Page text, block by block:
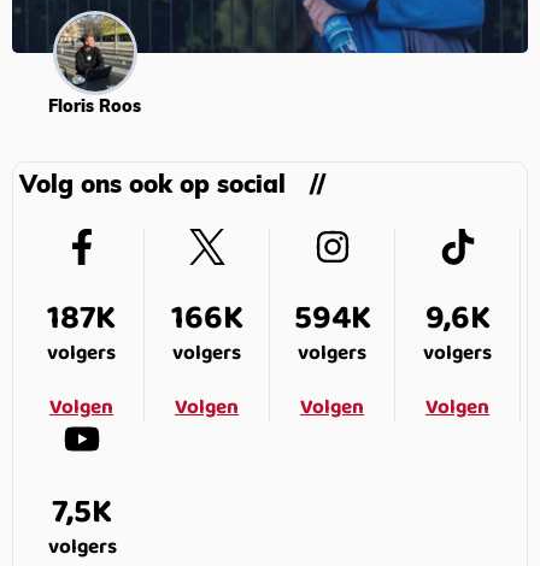
Floris Roos
Volg ons ook op social
187K
volgers
Volgen
166K
volgers
Volgen
594K
volgers
Volgen
9,6K
volgers
Volgen
7,5K
volgers